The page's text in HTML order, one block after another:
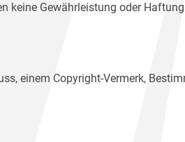
keine Gewährleistung oder
einem Copyright-Vermerk,